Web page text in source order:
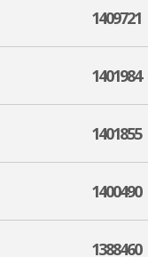
1409721
1401984
1401855
1400490
1388460